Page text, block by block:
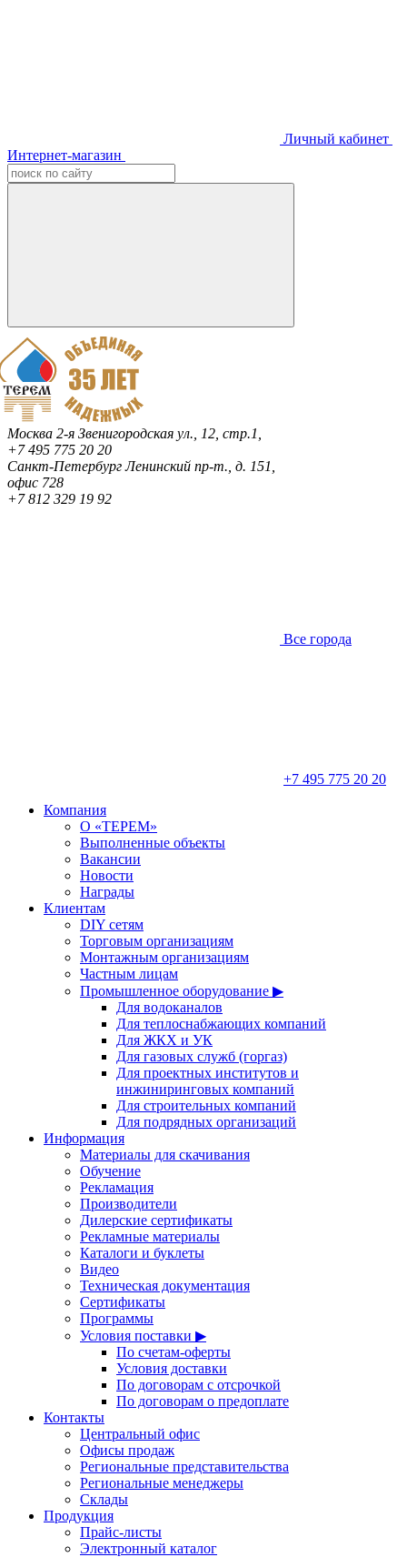
Личный кабинет
Интернет-магазин
Москва 2-я Звенигородская ул., 12, стр.1,
+7 495 775 20 20
Санкт-ПетербургЛенинский пр-т., д. 151,
офис 728
+7 812 329 19 92
Все города
+7 495 775 20 20
Компания
О «ТЕРЕМ»
Выполненные объекты
Вакансии
Новости
Награды
Клиентам
DIY сетям
Торговым организациям
Монтажным организациям
Частным лицам
Промышленное оборудование ▶
Для водоканалов
Для теплоснабжающих компаний
Для ЖКХ и УК
Для газовых служб (горгаз)
Для проектных институтов и
инжиниринговых компаний
Для строительных компаний
Для подрядных организаций
Информация
Материалы для скачивания
Обучение
Рекламация
Производители
Дилерские сертификаты
Рекламные материалы
Каталоги и буклеты
Видео
Техническая документация
Сертификаты
Программы
Условия поставки ▶
По счетам-оферты
Условия доставки
По договорам с отсрочкой
По договорам о предоплате
Контакты
Центральный офис
Офисы продаж
Региональные представительства
Региональные менеджеры
Склады
Продукция
Прайс-листы
Электронный каталог